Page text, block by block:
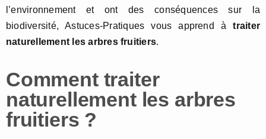
l’environnement et ont des conséquences sur la
biodiversité, Astuces-Pratiques vous apprend àtraiter
naturellement les arbres fruitiers.
Comment traiter
naturellement les arbres
fruitiers ?